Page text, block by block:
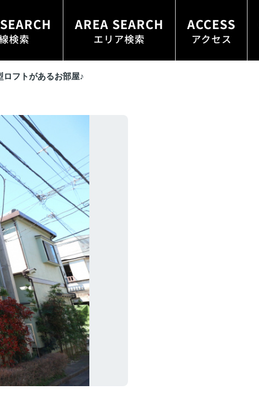
検索
AREA SEARCH
エリア検索
ACCESS
アクセス
フトがあるお部屋♪